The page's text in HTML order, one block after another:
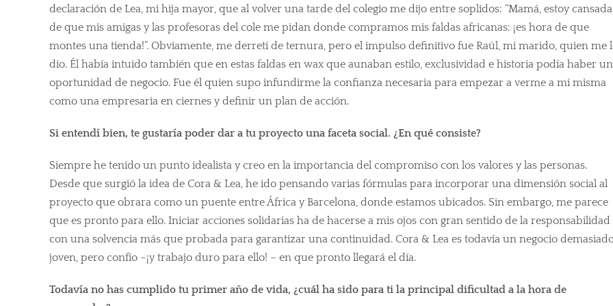
declaración de Lea, mi hija mayor, que al volver una tarde del colegio me dijo entre soplidos: “Mamá, estoy cansada
de que mis amigas y las profesoras del cole me pidan donde compramos mis faldas africanas: ¡es hora de que
montes una tienda!”. Obviamente, me derretí de ternura, pero el impulso definitivo fue Raúl, mi marido, quien me
dio. Él había intuido también que en estas faldas en wax que aunaban estilo, exclusividad e historia podía haber
oportunidad de negocio. Fue él quien supo infundirme la confianza necesaria para empezar a verme a mí misma
como una empresaria en ciernes y definir un plan de acción.
Si entendí bien, te gustaría poder dar a tu proyecto una faceta social. ¿En qué consiste?
Siempre he tenido un punto idealista y creo en la importancia del compromiso con los valores y las personas.
Desde que surgió la idea de Cora & Lea, he ido pensando varias fórmulas para incorporar una dimensión social al
proyecto que obrara como un puente entre África y Barcelona, donde estamos ubicados. Sin embargo, me parece
que es pronto para ello. Iniciar acciones solidarias ha de hacerse a mis ojos con gran sentido de la responsabilidad
con una solvencia más que probada para garantizar una continuidad. Cora & Lea es todavía un negocio
joven, pero confío –¡y trabajo duro para ello! – en que pronto llegará el día.
Todavía no has cumplido tu primer año de vida, ¿cuál ha sido para ti la principal dificultad a la hora de